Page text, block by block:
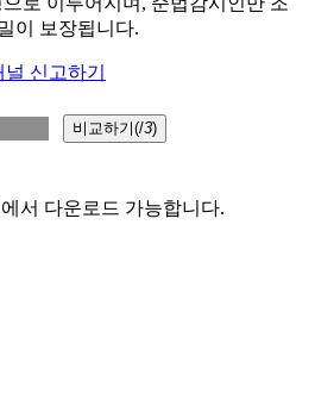
이 보장됩니다.
신고하기
비교하기(/3)
서 다운로드 가능합니다.